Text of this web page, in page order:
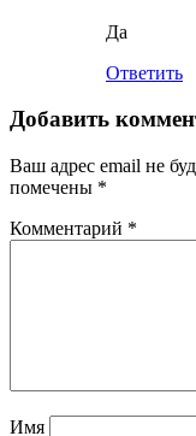
Да
Ответить
Добавить
Ваш адрес email не
помечены *
Комментарий *
Имя